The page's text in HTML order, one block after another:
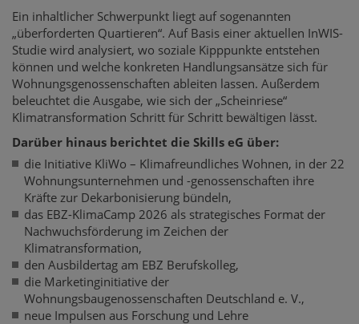
Ein inhaltlicher Schwerpunkt liegt auf sogenannten
„überforderten Quartieren“. Auf Basis einer aktuellen InWIS-
Studie wird analysiert, wo soziale Kipppunkte entstehen
können und welche konkreten Handlungsansätze sich für
Wohnungsgenossenschaften ableiten lassen. Außerdem
beleuchtet die Ausgabe, wie sich der „Scheinriese“
Klimatransformation Schritt für Schritt bewältigen lässt.
Darüber hinaus berichtet die Skills eG über:
die Initiative KliWo – Klimafreundliches Wohnen, in der 22
Wohnungsunternehmen und -genossenschaften ihre
Kräfte zur Dekarbonisierung bündeln,
das EBZ-KlimaCamp 2026 als strategisches Format der
Nachwuchsförderung im Zeichen der
Klimatransformation,
den Ausbildertag am EBZ Berufskolleg,
die Marketinginitiative der
Wohnungsbaugenossenschaften Deutschland e. V.,
neue Impulsen aus Forschung und Lehre